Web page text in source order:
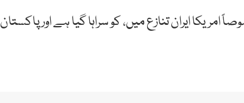
ایران تنازع میں، کو سراہا گیا ہے اور پاکستان